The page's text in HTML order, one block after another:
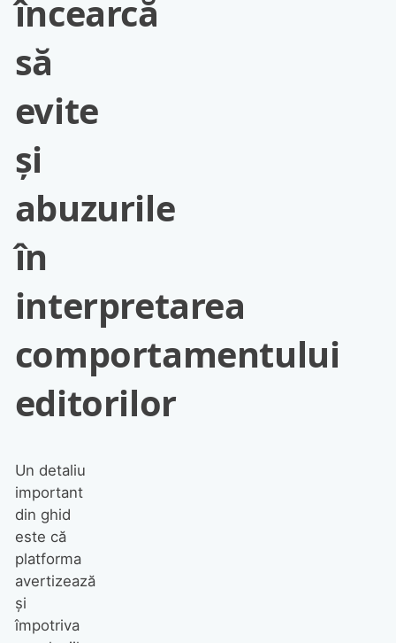
încearcă
să
evite
și
abuzurile
în
interpretarea
comportamentului
editorilor
Un detaliu
important
din ghid
este că
platforma
avertizează
și
împotriva